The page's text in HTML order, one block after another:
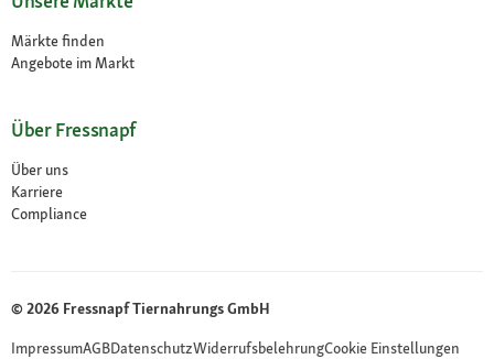
Märkte finden
Angebote im Markt
Über Fressnapf
Über uns
Karriere
Compliance
© 2026 Fressnapf Tiernahrungs GmbH
ImpressumAGBDatenschutzWiderrufsbelehrungCookie Einstellungen